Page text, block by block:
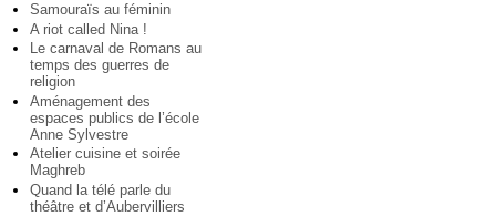
Samouraïs au féminin
A riot called Nina !
Le carnaval de Romans au
temps des guerres de
religion
Aménagement des
espaces publics de l’école
Anne Sylvestre
Atelier cuisine et soirée
Maghreb
Quand la télé parle du
théâtre et d’Aubervilliers